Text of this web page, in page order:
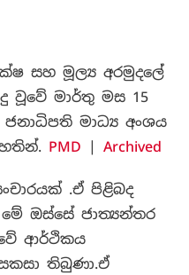
සහ මූල්‍ය අරමුදලේ
මාර්තු මස 15
මාධ්‍ය අංශය
PMD | Archived
.ඒ පිළිබද
ඔස්සේ ජාත්‍යන්තර
ආර්ථිකය
තිබුණා.ඒ